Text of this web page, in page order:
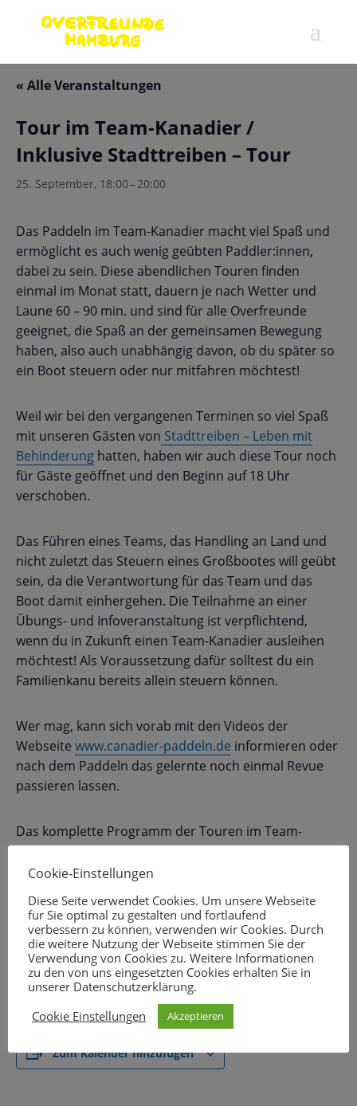
« Alle Veranstaltungen
Tour im Team-Kanadier /
Inklusive Stadttreiben – Tour
25. September, 18:00–20:00
Das Paddeln im Team-Kanadier macht viel Spaß und
ermöglicht es auch wenig geübten Paddler:innen,
dabei zu sein. Diese abendlichen Touren finden
einmal im Monat statt, dauern je nach Wetter und
Laune 60 – 90 min. und sind für alle Overfreunde
geeignet, die Spaß an der gemeinsamen Bewegung
haben, also auch unabhängig davon, ob du später so
ein Boot steuern oder nur mitfahren möchtest!
Weil wir bei den vergangenen Terminen so viel Spaß
mit unseren Gästen von Stadttreiben – Leben mit
Behinderung hatten, haben wir auch diese Tour noch
für Gäste geöffnet und den Beginn auf 18 Uhr
verschoben.
Das Führen eines Teams, das Handling an Land und
nicht zuletzt das Steuern eines Großbootes will geübt
sein, da die Verantwortung für das Team und das
Boot damit einhergehen. Die Teilnahme an einer
Übungs- und Infoveranstaltung ist verpflichtend,
wenn du in Zukunft einen Team-Kanadier ausleihen
möchtest! Als Voraussetzung dafür solltest du ein
Familienkanu bereits allein steuern können.
Wer mag, kann sich vorab mit den Videos der
Webseite www.canadier-paddeln.de informieren oder
nach dem Paddeln das gelernte noch einmal Revue
passieren lassen.
Das komplette Programm der Touren im Team-
Kanadier findest duhier.
Anmeldung ab dieser Saison neu in WeChange. Tritt
demProjekt „Team-Kanadier-Touren“bei und nutze
den Kalender, um dich anzumelden für diesen
Termin.
Zum Kalender hinzufügen
Cookie-Einstellungen
Diese Seite verwendet Cookies. Um unsere Webseite
für Sie optimal zu gestalten und fortlaufend
verbessern zu können, verwenden wir Cookies. Durch
die weitere Nutzung der Webseite stimmen Sie der
Verwendung von Cookies zu. Weitere Informationen
zu den von uns eingesetzten Cookies erhalten Sie in
unserer Datenschutzerklärung.
Cookie Einstellungen
Akzeptieren